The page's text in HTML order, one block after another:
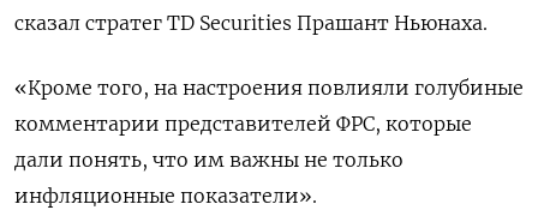
сказал стратег TD Securities Прашант Ньюнаха.
«Кроме того, на настроения повлияли голубиные
комментарии представителей ФРС, которые
дали понять, что им важны не только
инфляционные показатели».